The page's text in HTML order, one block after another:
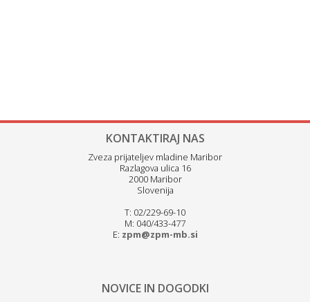
KONTAKTIRAJ NAS
Zveza prijateljev mladine Maribor
Razlagova ulica 16
2000 Maribor
Slovenija
T: 02/229-69-10
M: 040/433-477
E: zpm@zpm-mb.si
NOVICE IN DOGODKI